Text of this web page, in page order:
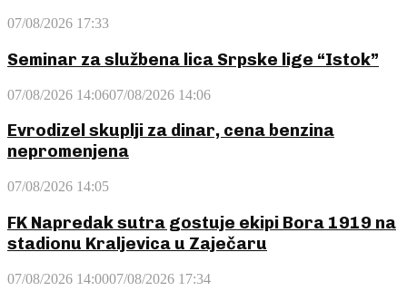
07/08/2026 17:33
Seminar za službena lica Srpske lige “Istok”
07/08/2026 14:0607/08/2026 14:06
Evrodizel skuplji za dinar, cena benzina
nepromenjena
07/08/2026 14:05
FK Napredak sutra gostuje ekipi Bora 1919 na
stadionu Kraljevica u Zaječaru
07/08/2026 14:0007/08/2026 17:34